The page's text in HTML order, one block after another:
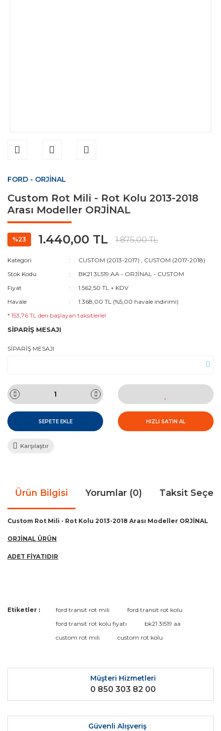
FORD - ORJİNAL
Custom Rot Mili - Rot Kolu 2013-2018
Arası Modeller ORJİNAL
%23 1.440,00 TL 1.875,00 TL
Kategori CUSTOM (2013-2017) , CUSTOM (2017-2018)
Stok Kodu
BK21 3L519 AA - ORJİNAL - CUSTOM
Fiyat
1.562,50 TL + KDV
Havale
1.368,00 TL (%5,00 havale indirimi)
* 153,76 TL den başlayan taksitlerle!
SİPARİŞ MESAJI
SİPARİŞ MESAJI
SEPETE EKLE HIZLI SATIN AL
Karşılaştır
Ürün Bilgisi Yorumlar (0) Taksit
Custom Rot Mili - Rot Kolu 2013-2018 Arası Modeller ORJİNAL
ORJİNAL ÜRÜN
ADET FİYATIDIR
Bu ürüne ilk yorumu siz yapın!
Bu ürünün fiyat bilgisi, resim, ürün açıklamalarında ve diğer
kullanarak tarafımıza iletebilirsiniz.
Görüş ve önerileriniz için teşekkür ederiz.
Ürün açıklamasında eksik bilgiler bulunuyor.
Ürün bilgilerinde hatalar bulunuyor.
Ürün fiyatı diğer sitelerden daha pahalı.
Bu ürüne benzer farklı alternatifler olmalı.
Etiketler : ford transit rot mili
ford transit rot kolu
ford transit rot kolu fiyatı
bk21 3l519 aa
custom rot mili
custom rot kolu
Müşteri Hizmetleri
0 850 303 82 00
Güvenli Alışveriş